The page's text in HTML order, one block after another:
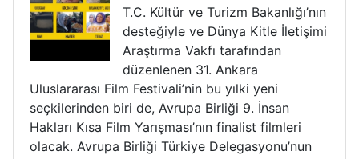
T.C. Kültür ve Turizm Bakanlığı’nın
desteğiyle ve Dünya Kitle İletişimi
Araştırma Vakfı tarafından
düzenlenen 31. Ankara
Uluslararası Film Festivali’nin bu yılki yeni
seçkilerinden biri de, Avrupa Birliği 9. İnsan
Hakları Kısa Film Yarışması’nın finalist filmleri
olacak. Avrupa Birliği Türkiye Delegasyonu’nun